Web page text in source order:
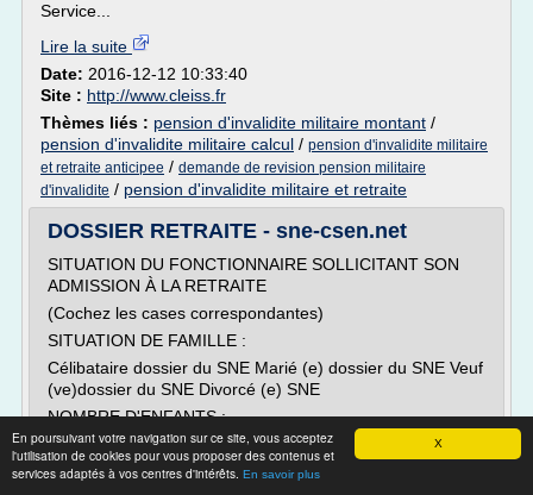
X
En poursuivant votre navigation sur ce site, vous acceptez
l'utilisation de cookies pour vous proposer des contenus et
services adaptés à vos centres d'intérêts. En savoir plus
Service...
Lire la suite
Date: 2016-12-12 10:33:40
Site : http://www.cleiss.fr
Thèmes liés : pension d'invalidite militaire montant /
pension d'invalidite militaire calcul / pension d'invalidite militaire
et retraite anticipee / demande de revision pension militaire
d'invalidite / pension d'invalidite militaire et retraite
DOSSIER RETRAITE - sne-csen.net
SITUATION DU FONCTIONNAIRE SOLLICITANT SON
ADMISSION À LA RETRAITE
(Cochez les cases correspondantes)
SITUATION DE FAMILLE :
Célibataire dossier du SNE Marié (e) dossier du SNE Veuf
(ve)dossier du SNE Divorcé (e) SNE
NOMBRE D'ENFANTS :
Légitimes dossier du SNE Naturelsdossier du SNE
Adoptifs dossier du SNE Issus d'un mariage précédent
dossier du SNE